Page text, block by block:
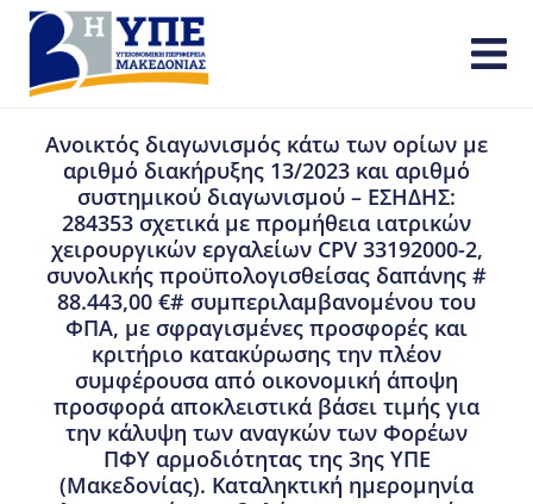
Ανοικτός διαγωνισμός κάτω των ορίων με
αριθμό διακήρυξης 13/2023 και αριθμό
συστημικού διαγωνισμού – ΕΣΗΔΗΣ:
284353 σχετικά με προμήθεια ιατρικών
χειρουργικών εργαλείων CPV 33192000-2,
συνολικής προϋπολογισθείσας δαπάνης #
88.443,00 €# συμπεριλαμβανομένου του
ΦΠΑ, με σφραγισμένες προσφορές και
κριτήριο κατακύρωσης την πλέον
συμφέρουσα από οικονομική άποψη
προσφορά αποκλειστικά βάσει τιμής για
την κάλυψη των αναγκών των Φορέων
ΠΦΥ αρμοδιότητας της 3ης ΥΠΕ
(Μακεδονίας). Καταληκτική ημερομηνία